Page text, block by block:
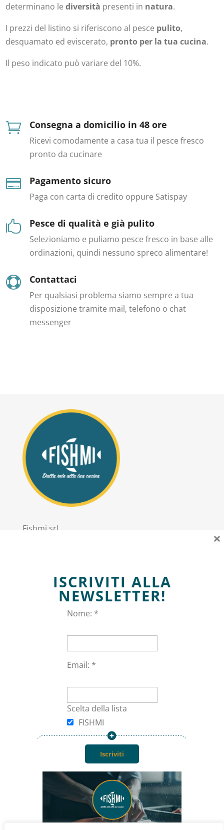
determinano lediversità presenti in natura.
I prezzi del listino si riferiscono al pesce pulito,
desquamato ed eviscerato, pronto per la tua cucina.
Il peso indicato può variare del 10%.
 Consegna a domicilio in 48 ore
Ricevi comodamente a casa tua il pesce fresco
pronto da cucinare
 Pagamento sicuro
Paga con carta di credito oppure Satispay
 Pesce di qualità e già pulito
Selezioniamo e puliamo pesce fresco in base alle
ordinazioni, quindi nessuno spreco alimentare!
 Contattaci
Per qualsiasi problema siamo sempre a tua
disposizione tramite mail, telefono o chat
messenger
Fishmi srl
Informazioni
Carrello
Contattaci
ISCRIVITI ALLA
NEWSLETTER!
Nome: *
Email: *
Scelta della lista
FISHMI
×